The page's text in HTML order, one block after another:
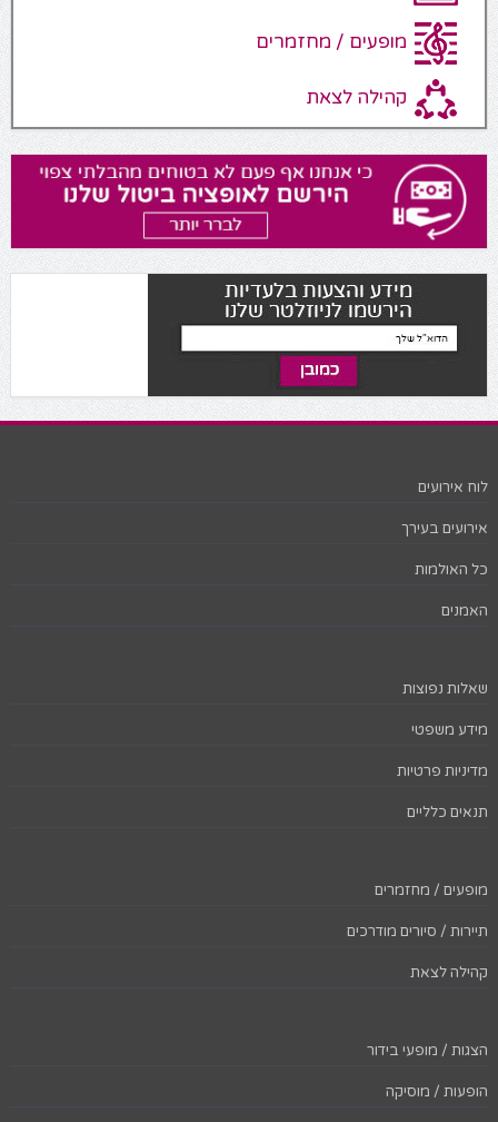
מופעים / מחזמרים
קהילה לצאת
לוח אירועים
אירועים בעירך
כל האולמות
האמנים
שאלות נפוצות
מידע משפטי
מדיניות פרטיות
תנאים כלליים
מופעים / מחזמרים
תיירות / סיורים מודרכים
קהילה לצאת
הצגות / מופעי בידור
הופעות / מוסיקה